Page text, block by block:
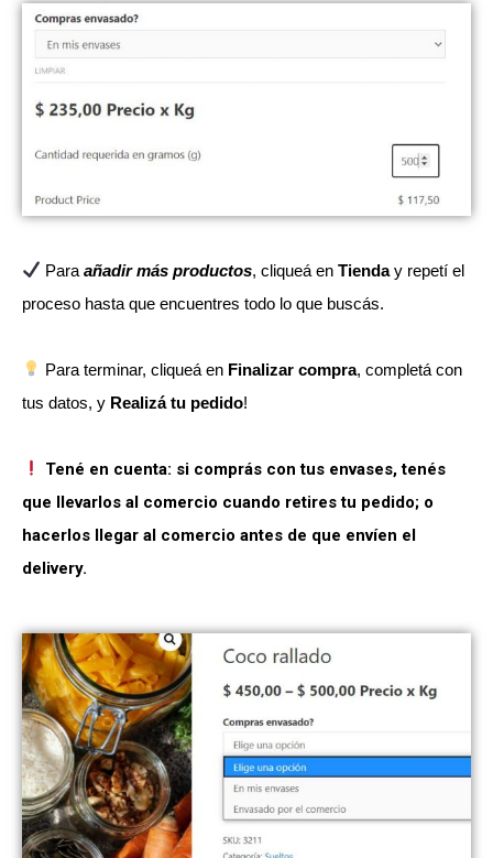
Paraañadir más productos, cliqueá enTienday repetí el
proceso hasta que encuentres todo lo que buscás.
Para terminar, cliqueá en Finalizar compra, completá con
tus datos, y Realizá tu pedido!
Tené en cuenta: si comprás con tus envases, tenés
que llevarlos al comercio cuando retires tu pedido; o
hacerlos llegar al comercio antes de que envíen el
delivery.